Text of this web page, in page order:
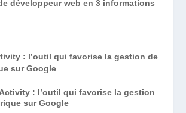
développeur web en 3 informations
: l’outil qui favorise la gestion de
sur Google